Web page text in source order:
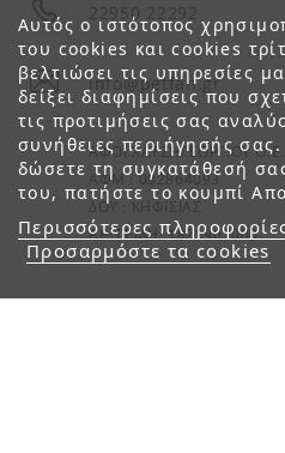
Αυτός ο ιστότοπος
του cookies και cookies
βελτιώσει τις υπηρεσίες
δείξει διαφημίσεις που
τις προτιμήσεις σας
συνήθειες περιήγησής σας.
δώσετε τη συγκατάθεσή
του, πατήστε το κουμπί
Περισσότερες
Προσαρμόστε τα cookies
22950 22292
info@petfan.gr
ΑΦΟΙ ΧΑΤΖΗΓΕΩΡΓΙΟΥ Ο.Ε.
ΑΦΜ : 082864093
ΔΟΥ : ΚΗΦΙΣΙΑΣ
ΑΡ. ΓΕΜΗ: 1821901000